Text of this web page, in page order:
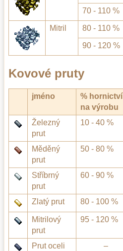
70 - 110 %
Mitril 80 - 110 %
90 - 120 %
Kovové pruty
jméno
% hornictví
na výrobu
Železný
prut
10 - 40 %
Měděný
prut
50 - 80 %
Stříbrný
prut
60 - 90 %
Zlatý prut 80 - 100 %
Mitrilový
prut
95 - 120 %
Prut oceli –